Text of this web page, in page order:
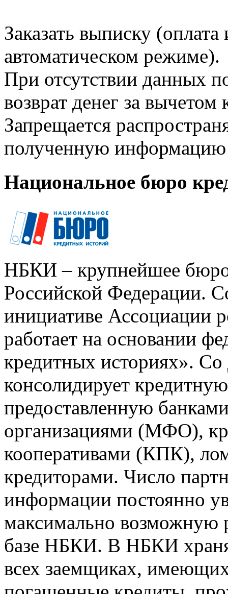
Заказать выписку
автоматическом режиме).
При отсутствии данных
возврат денег за
Запрещается
полученную информацию
Национальное бюро
НБКИ – крупнейшее
Российской Федерации.
инициативе Ассоциации
работает на основании
кредитных историях».
консолидирует
предоставленную
организациями (МФО),
кооперативами (КПК),
кредиторами. Число
информации постоянно
максимально возможную
базе НБКИ. В НБКИ
всех заемщиках,